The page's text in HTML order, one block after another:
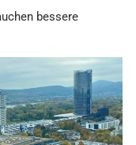
bessere